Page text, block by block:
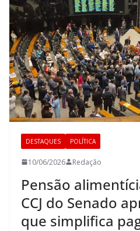
DESTAQUES POLÍTICA
10/06/2026 Redação
Pensão
CCJ do Senado
que simplifica